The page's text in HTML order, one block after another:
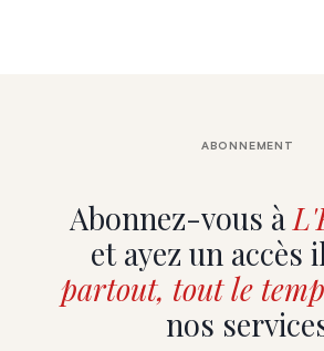
Abonnez-vous à
et ayez un accès
partout, tout le
nos
ABONNEMENT